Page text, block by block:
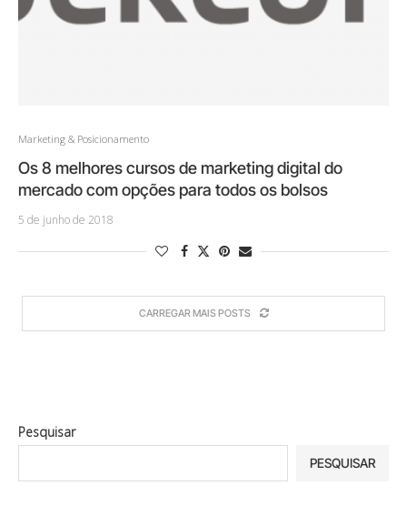
Marketing & Posicionamento
Os 8 melhores cursos de marketing digital do
mercado com opções para todos os bolsos
5 de junho de 2018
CARREGAR MAIS POSTS
Pesquisar
PESQUISAR